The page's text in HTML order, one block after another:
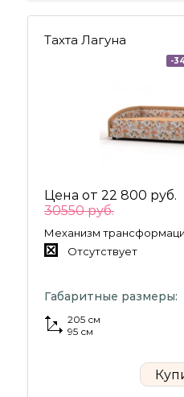
Тахта Лагуна
-
Цена от 22 800 руб.
30550 руб.
Механизм
Отсутствует
Габаритные размеры:
205 см
95 см